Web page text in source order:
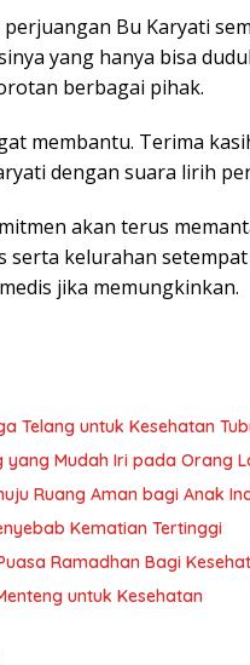
perjuangan Bu Karyati
yang hanya bisa
berbagai pihak.
membantu. Terima
dengan suara lirih
akan terus
serta kelurahan
jika memungkinkan.
Telang untuk Kesehatan
yang Mudah Iri pada Orang
Ruang Aman bagi Anak
Kematian Tertinggi
Ramadhan Bagi
untuk Kesehatan